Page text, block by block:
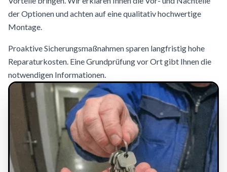
der Optionen und achten auf eine qualitativ hochwertige
Montage.
Proaktive Sicherungsmaßnahmen sparen langfristig hohe
Reparaturkosten. Eine Grundprüfung vor Ort gibt Ihnen die
notwendigen Informationen.